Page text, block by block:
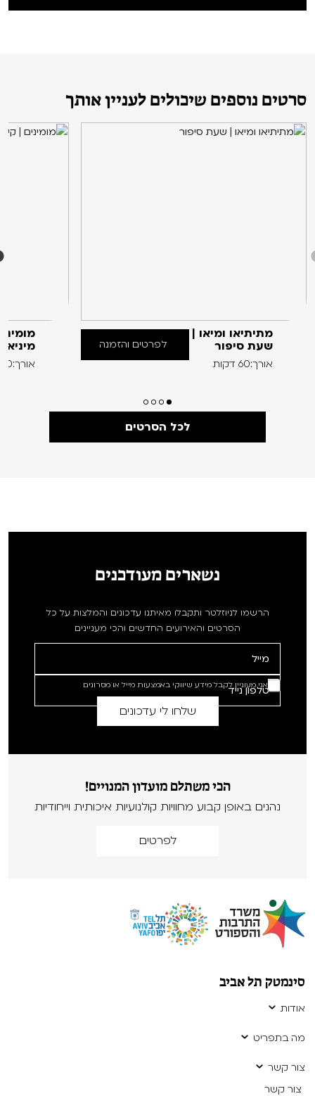
סרטים נוספים שיכולים לעניין אותך
מתיתיאו ומיאו |
שעת סיפור
אורך:60 דקות
לפרטים והזמנה
אורך:60 דקות
לכל הסרטים
נשארים מעודכנים
הרשמו לניוזלטר ותקבלו מאיתנו עדכונים והמלצות על כל
הסרטים והאירועים החדשים והכי מעניינים
אני מעוניין לקבל מידע שיווקי באמצעות מייל או מסרונים
הכי משתלם מועדון המנויים!
נהנים באופן קבוע מחוויות קולנועיות איכותית וייחודיות
לפרטים
סינמטק תל אביב
אודות
מה בתפריט
צור קשר
צור קשר